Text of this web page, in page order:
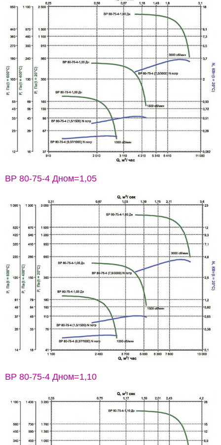
ВР 80-75-4 Дном=1,05
ВР 80-75-4 Дном=1,10